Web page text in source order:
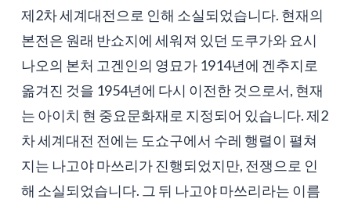
제2차 세계대전으로 인해 소실되었습니다. 현재의
본전은 원래 반쇼지에 세워져 있던 도쿠가와 요시
나오의 본처 고겐인의 영묘가 1914년에 겐추지로
옮겨진 것을 1954년에 다시 이전한 것으로서, 현재
는 아이치 현 중요문화재로 지정되어 있습니다. 제2
차 세계대전 전에는 도쇼구에서 수레 행렬이 펼쳐
지는 나고야 마쓰리가 진행되었지만, 전쟁으로 인
해 소실되었습니다. 그 뒤 나고야 마쓰리라는 이름